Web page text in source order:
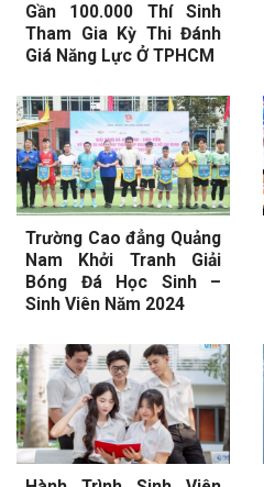
Gần 100.000 Thí Sinh
Tham Gia Kỳ Thi Đánh
Giá Năng Lực Ở TPHCM
Trường Cao đẳng Quảng
Nam Khởi Tranh Giải
Bóng Đá Học Sinh –
Sinh Viên Năm 2024